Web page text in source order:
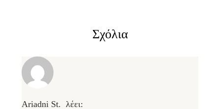
Σχόλια
Ariadni St. λέει: